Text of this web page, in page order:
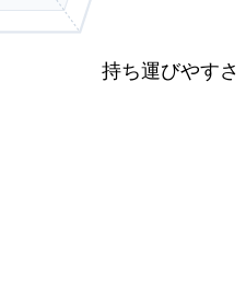
持ち運びやすさ